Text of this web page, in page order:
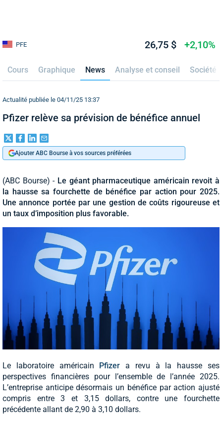
PFE 26,75 $ +2,10%
Cours Graphique News Analyse et conseil Société
Actualité publiée le 04/11/25 13:37
Pfizer relève sa prévision de bénéfice annuel
Ajouter ABC Bourse à vos sources préférées
(ABC Bourse) - Le géant pharmaceutique américain revoit à
la hausse sa fourchette de bénéfice par action pour 2025.
Une annonce portée par une gestion de coûts rigoureuse et
un taux d’imposition plus favorable.
Le laboratoire américain Pfizer a revu à la hausse ses
perspectives financières pour l’ensemble de l’année 2025.
L’entreprise anticipe désormais un bénéfice par action ajusté
compris entre 3 et 3,15 dollars, contre une fourchette
précédente allant de 2,90 à 3,10 dollars.